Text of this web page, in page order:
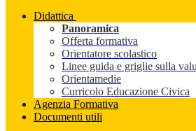
Didattica
Panoramica
Offerta formativa
Orientatore scolastico
Linee guida e griglie sulla
Orientamedie
Curricolo Educazione Civica
Agenzia Formativa
Documenti utili